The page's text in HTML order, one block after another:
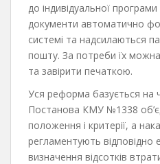
до індивідуальної програми
документи автоматично
системі та надсилаються
пошту. За потреби їх
та завірити печаткою.
Уся реформа базується на
Постанова КМУ №1338
положення і критерії, а
регламентують відповідно
визначення відсотків